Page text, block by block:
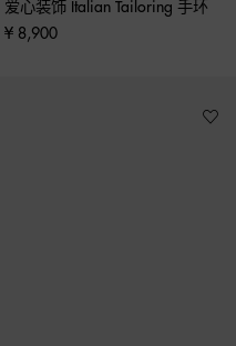
爱心装饰 Italian Tailoring 手环
¥ 8,900